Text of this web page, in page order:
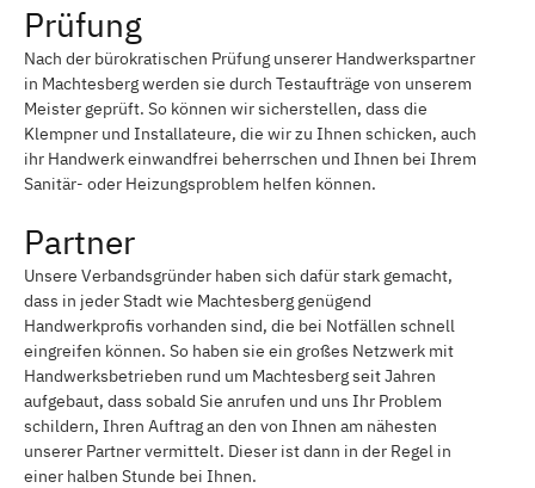
Prüfung
Nach der bürokratischen Prüfung unserer Handwerkspartner
in Machtesberg werden sie durch Testaufträge von unserem
Meister geprüft. So können wir sicherstellen, dass die
Klempner und Installateure, die wir zu Ihnen schicken, auch
ihr Handwerk einwandfrei beherrschen und Ihnen bei Ihrem
Sanitär- oder Heizungsproblem helfen können.
Partner
Unsere Verbandsgründer haben sich dafür stark gemacht,
dass in jeder Stadt wie Machtesberg genügend
Handwerkprofis vorhanden sind, die bei Notfällen schnell
eingreifen können. So haben sie ein großes Netzwerk mit
Handwerksbetrieben rund um Machtesberg seit Jahren
aufgebaut, dass sobald Sie anrufen und uns Ihr Problem
schildern, Ihren Auftrag an den von Ihnen am nähesten
unserer Partner vermittelt. Dieser ist dann in der Regel in
einer halben Stunde bei Ihnen.